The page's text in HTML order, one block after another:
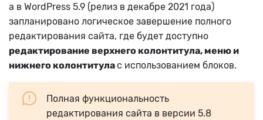
а в WordPress 5.9 (релиз в декабре 2021 года)
запланировано логическое завершение полного
редактирования сайта, где будет доступно
редактирование верхнего колонтитула, меню и
нижнего колонтитулас использованием блоков.
Полная функциональность
редактирования сайта в версии 5.8